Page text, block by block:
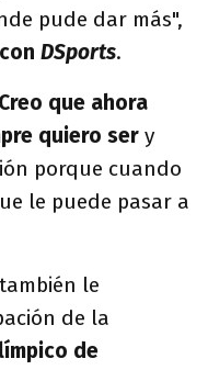
pude dar más",
DSports.
Creo que ahora
quiero ser y
porque cuando
le puede pasar a
le
de la
de